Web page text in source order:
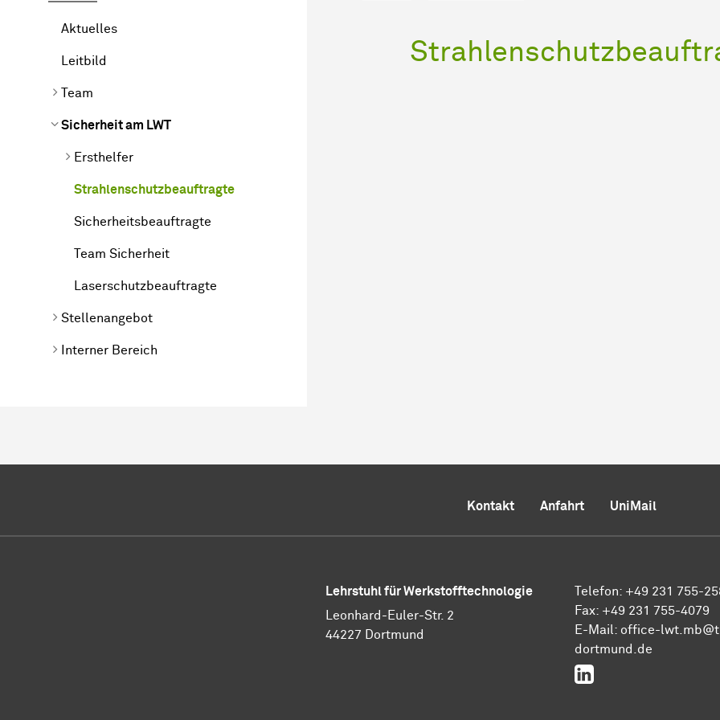
Aktuelles
Leitbild
Team
Sicherheit am LWT
Ersthelfer
Strahlenschutzbeauftragte
Sicherheitsbeauftragte
Team Sicherheit
Laserschutzbeauftragte
Stellenangebot
Interner Bereich
Kontakt Anfahrt UniMail
Lehrstuhl für Werkstofftechnologie
Leonhard-Euler-Str. 2
44227 Dortmund
Telefon: +49 231 755-
Fax: +49 231 755-4079
E-Mail: office-
dortmund.de